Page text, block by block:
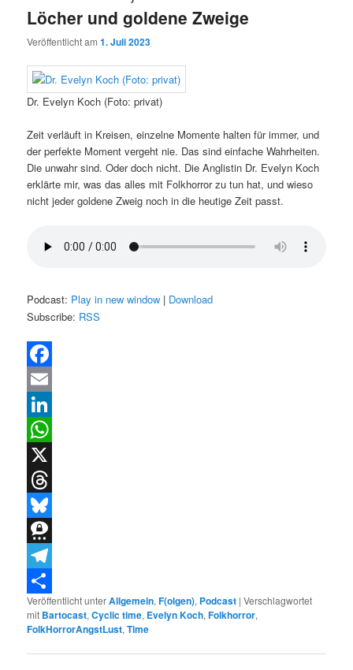
Löcher und goldene Zweige
Veröffentlicht am1. Juli 2023
Dr. Evelyn Koch (Foto: privat)
Zeit verläuft in Kreisen, einzelne Momente halten für immer, und
der perfekte Moment vergeht nie. Das sind einfache Wahrheiten.
Die unwahr sind. Oder doch nicht. Die Anglistin Dr. Evelyn Koch
erklärte mir, was das alles mit Folkhorror zu tun hat, und wieso
nicht jeder goldene Zweig noch in die heutige Zeit passt.
Podcast: Play in new window | Download
Subscribe: RSS
Facebook
Email
LinkedIn
WhatsApp
X
Threads
Bluesky
Threema
Telegram
Teilen
Veröffentlicht unterAllgemein,F(olgen), Podcast |Verschlagwortet
mit Bartocast,Cyclic time, Evelyn Koch,Folkhorror,
FolkHorrorAngstLust,Time